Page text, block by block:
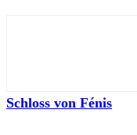
Schloss von Fénis